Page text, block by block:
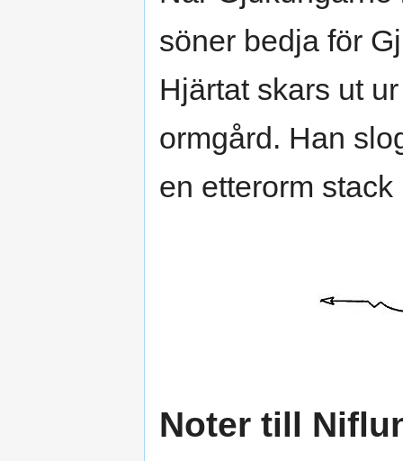
söner bedja för
Hjärtat skars ut
ormgård. Han
en etterorm
Noter till